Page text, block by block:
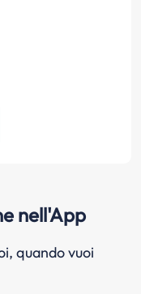
nell'App
quando vuoi